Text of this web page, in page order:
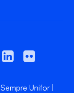
Sempre Unifor